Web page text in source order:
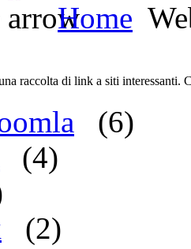
Home
raccolta di link a siti interessanti.
(6)
(4)
(2)